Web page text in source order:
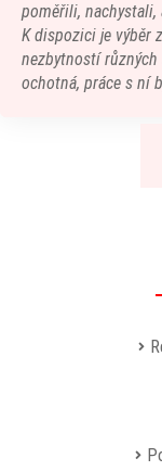
poměřili, nachystali,
K dispozici je výběr
nezbytností
ochotná, práce s ní